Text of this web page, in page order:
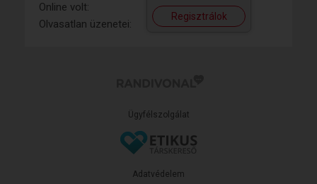
Online volt:
Olvasatlan üzenetei:
Regisztrálok
Ügyfélszolgálat
Adatvédelem